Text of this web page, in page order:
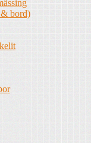
& bord)